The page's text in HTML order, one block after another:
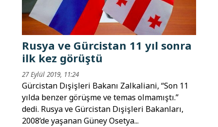
Rusya ve Gürcistan 11 yıl sonra
ilk kez görüştü
27 Eylül 2019, 11:24
Gürcistan Dışişleri Bakanı Zalkaliani, “Son 11
yılda benzer görüşme ve temas olmamıştı.”
dedi. Rusya ve Gürcistan Dışişleri Bakanları,
2008’de yaşanan Güney Osetya...